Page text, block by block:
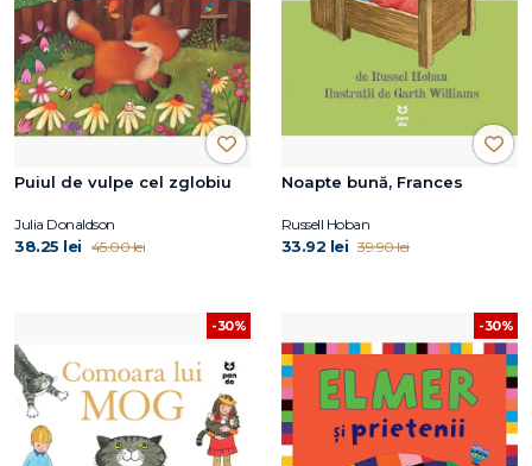
Puiul de vulpe cel zglobiu
Julia Donaldson
38.25 lei 45.00 lei
Noapte bună, Frances
Russell Hoban
33.92 lei 39.90 lei
-30% -30%